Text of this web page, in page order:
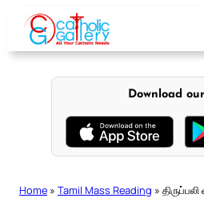
content
Download
Home » Tamil Mass Reading »